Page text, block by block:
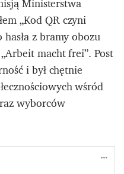
„Kod QR czyni
z bramy obozu
macht frei”. Post
i był chętnie
wśród
wyborców